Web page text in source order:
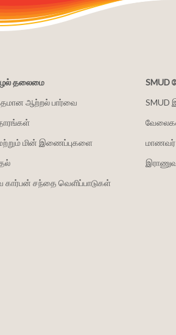
தலைமை
ஆற்றல் பார்வை
மின் இணைப்புகளை
சந்தை வெளிப்பாடுகள்
SMUD
SMUD